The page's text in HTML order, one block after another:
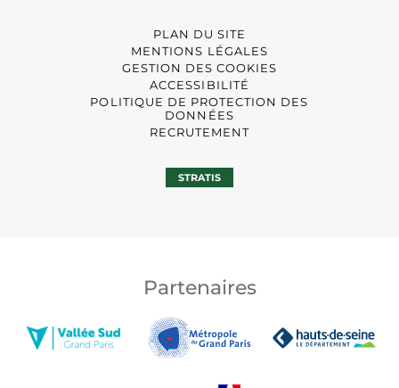
PLAN DU SITE
MENTIONS LÉGALES
GESTION DES COOKIES
ACCESSIBILITÉ
POLITIQUE DE PROTECTION DES
DONNÉES
RECRUTEMENT
STRATIS
Partenaires